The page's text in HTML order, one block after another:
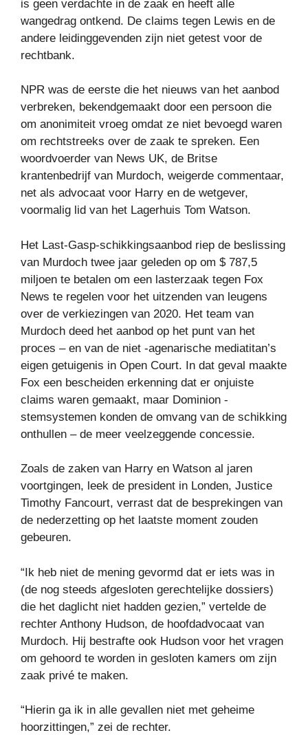
is geen verdachte in de zaak en heeft alle
wangedrag ontkend. De claims tegen Lewis en de
andere leidinggevenden zijn niet getest voor de
rechtbank.
NPR was de eerste die het nieuws van het aanbod
verbreken, bekendgemaakt door een persoon die
om anonimiteit vroeg omdat ze niet bevoegd waren
om rechtstreeks over de zaak te spreken. Een
woordvoerder van News UK, de Britse
krantenbedrijf van Murdoch, weigerde commentaar,
net als advocaat voor Harry en de wetgever,
voormalig lid van het Lagerhuis Tom Watson.
Het Last-Gasp-schikkingsaanbod riep de beslissing
van Murdoch twee jaar geleden op om $ 787,5
miljoen te betalen om een ​​lasterzaak tegen Fox
News te regelen voor het uitzenden van leugens
over de verkiezingen van 2020. Het team van
Murdoch deed het aanbod op het punt van het
proces – en van de niet -agenarische mediatitan’s
eigen getuigenis in Open Court. In dat geval maakte
Fox een bescheiden erkenning dat er onjuiste
claims waren gemaakt, maar Dominion -
stemsystemen konden de omvang van de schikking
onthullen – de meer veelzeggende concessie.
Zoals de zaken van Harry en Watson al jaren
voortgingen, leek de president in Londen, Justice
Timothy Fancourt, verrast dat de besprekingen van
de nederzetting op het laatste moment zouden
gebeuren.
“Ik heb niet de mening gevormd dat er iets was in
(de nog steeds afgesloten gerechtelijke dossiers)
die het daglicht niet hadden gezien,” vertelde de
rechter Anthony Hudson, de hoofdadvocaat van
Murdoch. Hij bestrafte ook Hudson voor het vragen
om gehoord te worden in gesloten kamers om zijn
zaak privé te maken.
“Hierin ga ik in alle gevallen niet met geheime
hoorzittingen,” zei de rechter.